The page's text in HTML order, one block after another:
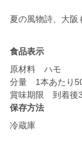
夏の風物詩、大阪
食品表示
原材料 ハモ
分量 1本あたり
賞味期限 到着後
保存方法
冷蔵庫